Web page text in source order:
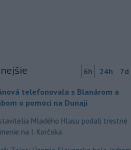
6h 24h 7d
telefonovala s Blanárom a
o pomoci na Dunaji
Mladého Hlasu podali trestné
na I. Korčoka